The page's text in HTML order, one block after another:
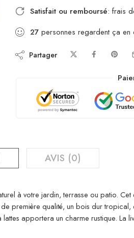
Satisfait ou remboursé: frais
27 personnes regardent ça en
Partager
AVIS (0)
à votre jardin, terrasse ou patio.
première qualité, un bois dur
apportera un charme rustique.